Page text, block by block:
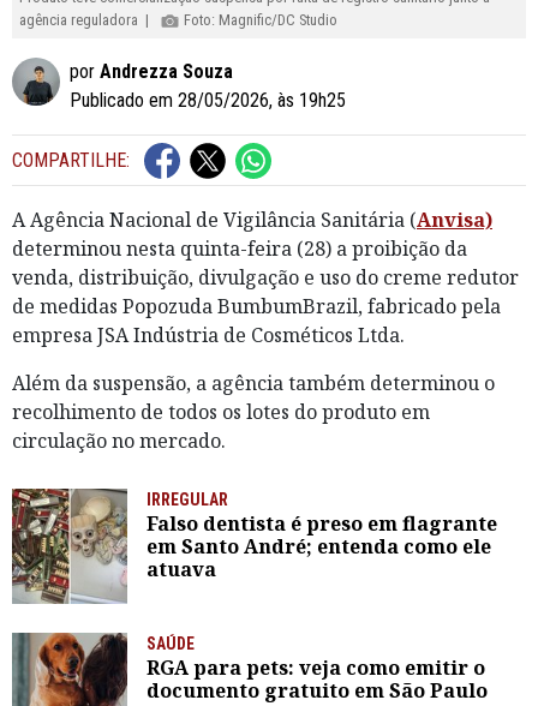
agência reguladora |
Foto: Magnific/DC Studio
por Andrezza Souza
Publicado em 28/05/2026, às 19h25
COMPARTILHE:
A Agência Nacional de Vigilância Sanitária (Anvisa)
determinou nesta quinta-feira (28) a proibição da
venda, distribuição, divulgação e uso do creme redutor
de medidas Popozuda BumbumBrazil, fabricado pela
empresa JSA Indústria de Cosméticos Ltda.
Além da suspensão, a agência também determinou o
recolhimento de todos os lotes do produto em
circulação no mercado.
IRREGULAR
Falso dentista é preso em flagrante
em Santo André; entenda como ele
atuava
SAÚDE
RGA para pets: veja como emitir o
documento gratuito em São Paulo